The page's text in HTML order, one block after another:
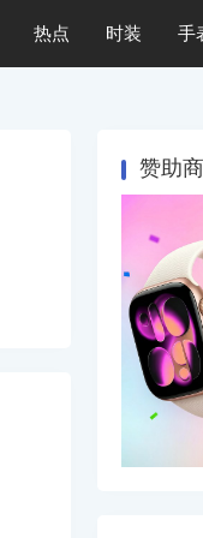
热点 时装 手
赞助